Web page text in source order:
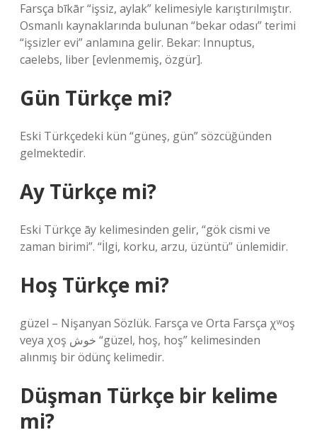
Farsça bīkār “işsiz, aylak” kelimesiyle karıştırılmıştır.
Osmanlı kaynaklarında bulunan “bekar odası” terimi
“işsizler evi” anlamına gelir. Bekar: Innuptus,
caelebs, liber [evlenmemiş, özgür].
Gün Türkçe mi?
Eski Türkçedeki kün “güneş, gün” sözcüğünden
gelmektedir.
Ay Türkçe mi?
Eski Türkçe āy kelimesinden gelir, “gök cismi ve
zaman birimi”. “İlgi, korku, arzu, üzüntü” ünlemidir.
Hoş Türkçe mi?
güzel – Nişanyan Sözlük. Farsça ve Orta Farsça χʷoş
veya χoş خوش “güzel, hoş, hoş” kelimesinden
alınmış bir ödünç kelimedir.
Düşman Türkçe bir kelime
mi?